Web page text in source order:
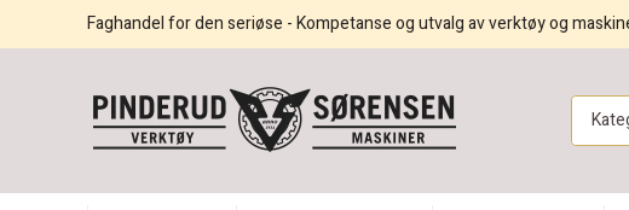
Faghandel for den seriøse - Kompetanse og utvalg av verktøy og